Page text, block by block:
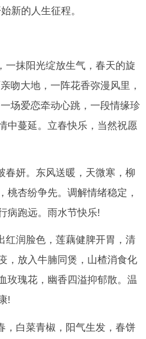
新的人生征程。
一抹阳光绽放生气，春天的旋
吻大地，一阵花香弥漫风里，
场爱恋牵动心跳，一段情缘珍
中蔓延。立春快乐，当然祝愿
春妍。东风送暖，天微寒，柳
桃杏纷争先。调解情绪稳定，
病跑远。雨水节快乐!
红润脸色，莲藕健脾开胃，清
，放入牛腩同煲，山楂消食化
玫瑰花，幽香四溢抑郁散。温
!
，白菜青椒，阳气生发，春饼